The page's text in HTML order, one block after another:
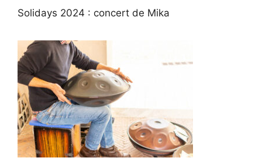
Solidays 2024 : concert de Mika